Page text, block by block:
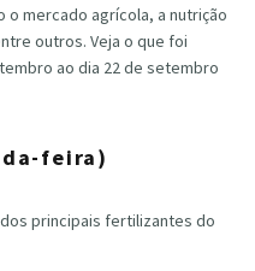
mercado agrícola, a nutrição
outros. Veja o que foi
ao dia 22 de setembro
feira)
principais fertilizantes do